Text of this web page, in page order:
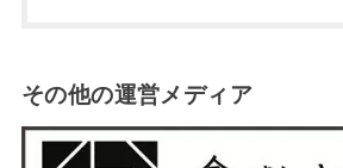
その他の運営メディア